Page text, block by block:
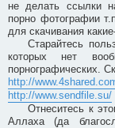
не делать ссылки
порно фотографии
для скачивания
Старайтесь
которых нет
порнографических.
http://
http://www.sendfile.su/
Отнеситесь к
Аллаха (да